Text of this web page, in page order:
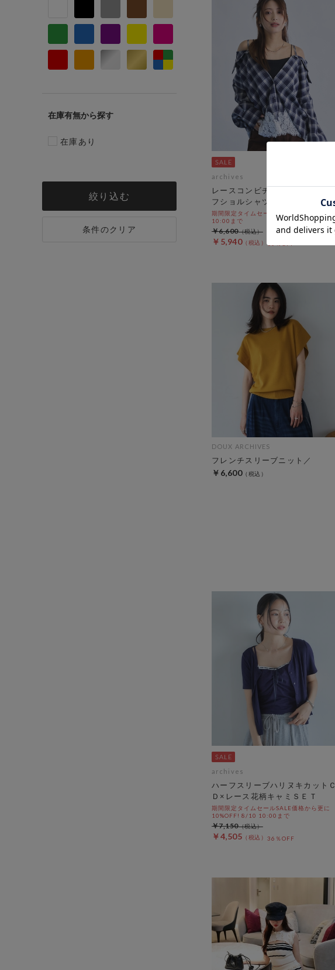
在庫有無
在庫あり
絞り込む
条件のクリア
archives
レースコンビチェック２ｗａｙオ
フショルシャツ
期間限定タイムセール10%OFF! 8/10
10:00まで
￥5,940 10％OFF
￥6,600
DOUX ARCHIVES
フレンチスリーブニット／
￥6,600
archives
ハーフスリーブハリヌキカットＣ
Ｄ×レース花柄キャミＳＥＴ
期間限定タイムセールSALE価格から更に
10%OFF! 8/10 10:00まで
￥4,505 36％OFF
￥7,150